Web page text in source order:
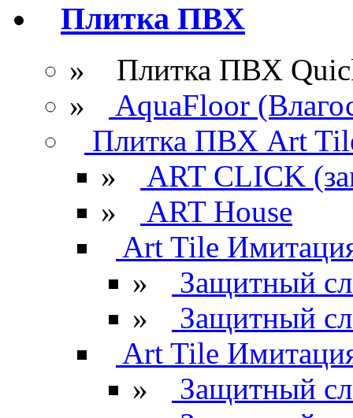
Плитка ПВХ
» Плитка ПВХ
»
AquaFloor
Плитка ПВХ Art
»
ART CLICK
»
ART House
Art Tile
»
Защитный
»
Защитный
Art Tile
»
Защитный